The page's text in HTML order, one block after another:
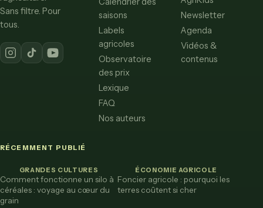
Sans filtre. Pour
tous.
saisons
Labels
agricoles
Observatoire
des prix
Lexique
FAQ
Nos auteurs
Newsletter
Agenda
Vidéos &
contenus
RÉCEMMENT PUBLIÉ
GRANDES CULTURES
Comment fonctionne un silo à
céréales : voyage au cœur du
grain
ÉCONOMIE AGRICOLE
Foncier agricole : pourquoi les
terres coûtent si cher